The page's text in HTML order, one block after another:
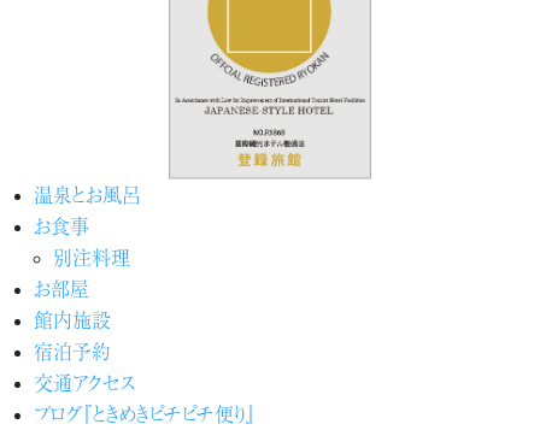
温泉とお風呂
お食事
別注料理
お部屋
館内施設
宿泊予約
交通アクセス
ブログ『ときめきピチピチ便り』